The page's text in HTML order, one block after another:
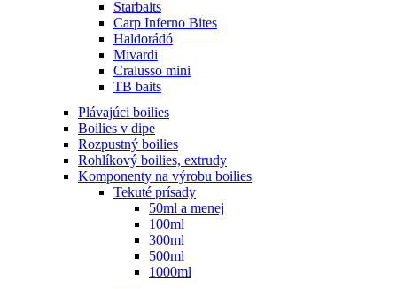
Starbaits
Carp Inferno Bites
Haldorádó
Mivardi
Cralusso mini
TB baits
Plávajúci boilies
Boilies v dipe
Rozpustný boilies
Rohlíkový boilies, extrudy
Komponenty na výrobu boilies
Tekuté prísady
50ml a menej
100ml
300ml
500ml
1000ml